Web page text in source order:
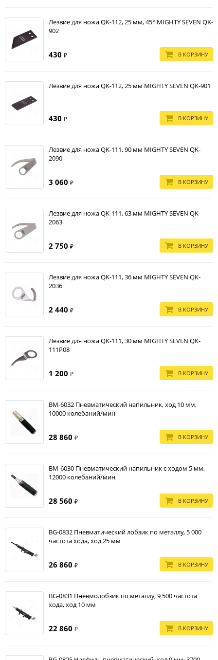
Лезвие для ножа QK-112, 25 мм, 45° MIGHTY SEVEN QK-
902
430 ₽ В КОРЗИНУ
Лезвие для ножа QK-112, 25 мм MIGHTY SEVEN QK-901
430 ₽ В КОРЗИНУ
Лезвие для ножа QK-111, 90 мм MIGHTY SEVEN QK-
2090
3 060 ₽ В КОРЗИНУ
Лезвие для ножа QK-111, 63 мм MIGHTY SEVEN QK-
2063
2 750 ₽ В КОРЗИНУ
Лезвие для ножа QK-111, 36 мм MIGHTY SEVEN QK-
2036
2 440 ₽ В КОРЗИНУ
Лезвие для ножа QK-111, 30 мм MIGHTY SEVEN QK-
111P08
1 200 ₽ В КОРЗИНУ
BM-6032 Пневматический напильник, ход 10 мм,
10000 колебаний/мин
28 860 ₽ В КОРЗИНУ
BM-6030 Пневматический напильник с ходом 5 мм,
12000 колебаний/мин
28 560 ₽ В КОРЗИНУ
BG-0832 Пневматический лобзик по металлу, 5 000
частота хода, ход 25 мм
26 860 ₽ В КОРЗИНУ
BG-0831 Пневмолобзик по металлу, 9 500 частота
хода, ход 10 мм
22 860 ₽ В КОРЗИНУ